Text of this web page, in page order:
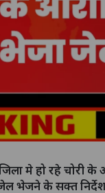
मे हो रहे चोरी
के सक्त निर्देश